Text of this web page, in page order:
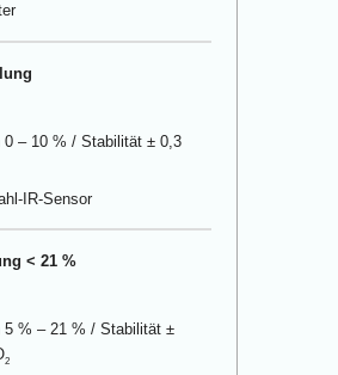
0 – 10 % / Stabilität ± 0,3
IR-Sensor
< 21 %
5 % – 21 % / Stabilität ±
2